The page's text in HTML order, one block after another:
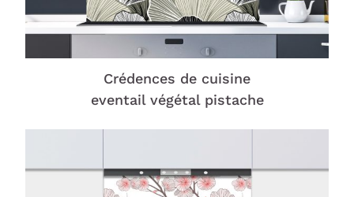
Crédences de cuisine
eventail végétal pistache